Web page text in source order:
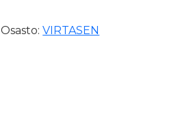
Osasto:VIRTASEN